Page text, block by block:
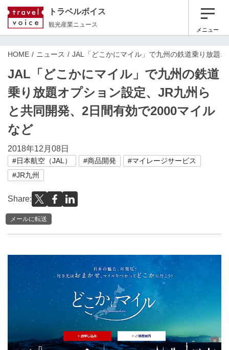
トラベルボイス
観光産業ニュース
メニュー
HOME ニュース JAL「どこかにマイル」で九州の鉄道乗り放題
JAL「どこかにマイル」で九州の鉄道
乗り放題オプション設定、JR九州ら
と共同開発、2日間有効で2000マイル
など
2018年12月08日
#日本航空（JAL） #商品開発
#マイレージサービス
#JR九州
Share:
メールに転送